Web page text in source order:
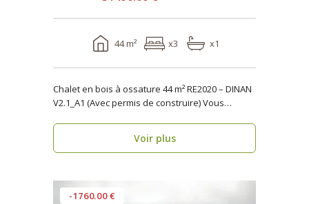
44 m² x3 x1
Chalet en bois à ossature 44 m² RE2020 – DINAN
V2.1_A1 (Avec permis de construire) Vous
Voir plus
-1760.00 €